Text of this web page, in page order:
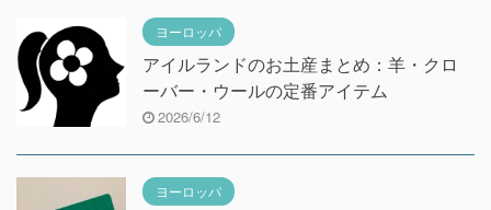
ヨーロッパ
アイルランドのお土産まとめ：羊・クロ
ーバー・ウールの定番アイテム
2026/6/12
ヨーロッパ